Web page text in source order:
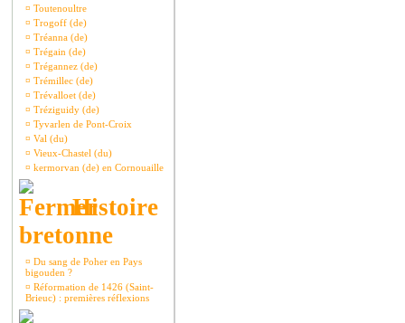
¤ Toutenoultre
¤ Trogoff (de)
¤ Tréanna (de)
¤ Trégain (de)
¤ Trégannez (de)
¤ Trémillec (de)
¤ Trévalloet (de)
¤ Tréziguidy (de)
¤ Tyvarlen de Pont-Croix
¤ Val (du)
¤ Vieux-Chastel (du)
¤ kermorvan (de) en Cornouaille
Histoire
bretonne
¤ Du sang de Poher en Pays
bigouden ?
¤ Réformation de 1426 (Saint-
Brieuc) : premières réflexions